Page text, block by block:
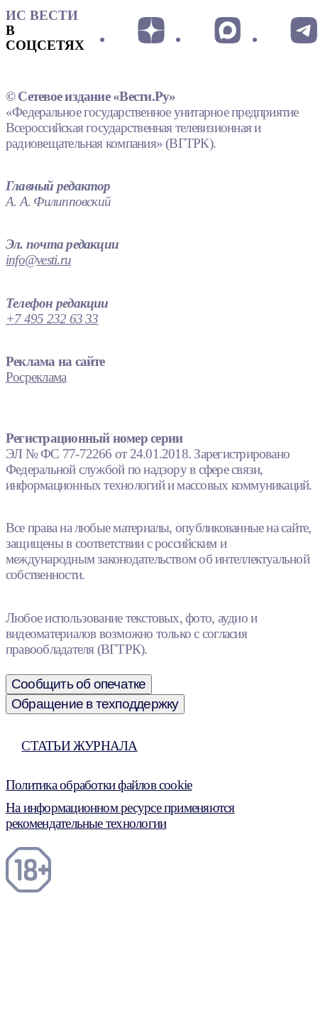
ИС ВЕСТИ
В
СОЦСЕТЯХ
© Сетевое издание «Вести.Ру»
«Федеральное государственное унитарное предприятие
Всероссийская государственная телевизионная и
радиовещательная компания» (ВГТРК).
Главный редактор
А. А. Филипповский
Эл. почта редакции
info@vesti.ru
Телефон редакции
+7 495 232 63 33
Реклама на сайте
Росреклама
Регистрационный номер серии
ЭЛ № ФС 77-72266 от 24.01.2018. Зарегистрировано
Федеральной службой по надзору в сфере связи,
информационных технологий и массовых коммуникаций.
Все права на любые материалы, опубликованные на сайте,
защищены в соответствии с российским и
международным законодательством об интеллектуальной
собственности.
Любое использование текстовых, фото, аудио и
видеоматериалов возможно только с согласия
правообладателя (ВГТРК).
Сообщить об опечатке
Обращение в техподдержку
СТАТЬИ ЖУРНАЛА
Политика обработки файлов cookie
На информационном ресурсе применяются
рекомендательные технологии